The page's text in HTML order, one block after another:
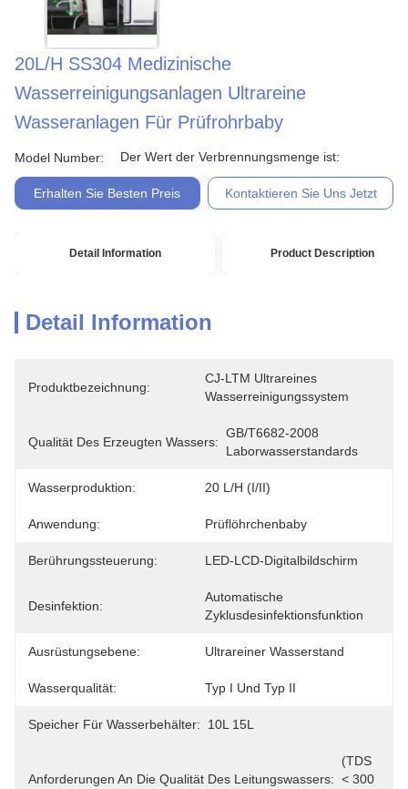
20L/H SS304 Medizinische
Wasserreinigungsanlagen Ultrareine
Wasseranlagen Für Prüfrohrbaby
Model Number: Der Wert der Verbrennungsmenge ist:
Erhalten Sie Besten Preis Kontaktieren Sie Uns Jetzt
Detail Information Product Description
Detail Information
Produktbezeichnung:
CJ-LTM Ultrareines
Wasserreinigungssystem
Qualität Des Erzeugten Wassers:
GB/T6682-2008
Laborwasserstandards
Wasserproduktion: 20 L/h (I/II)
Anwendung: Prüflöhrchenbaby
Berührungssteuerung: LED-LCD-Digitalbildschirm
Desinfektion:
Automatische
Zyklusdesinfektionsfunktion
Ausrüstungsebene: Ultrareiner Wasserstand
Wasserqualität: Typ I Und Typ II
Speicher Für Wasserbehälter: 10L 15L
Anforderungen An Die Qualität Des Leitungswassers:
(TDS
< 300